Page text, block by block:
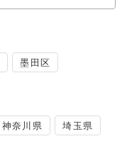
墨田区
神奈川県 埼玉県